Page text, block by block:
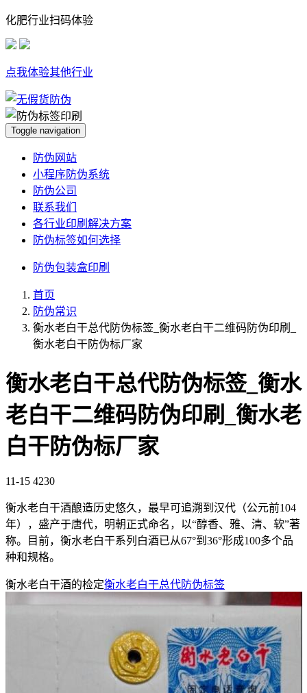
化肥行业扫码体验
点我体验其他行业
Toggle navigation
防伪网站
小程序防伪系统
防伪公司
联系我们
各行业印刷解决方案
防伪标签如何选择
防伪包装盒印刷
首页
防伪常识
衡水老白干总代防伪标签_衡水老白干二维码防伪印刷_
衡水老白干防伪标厂家
衡水老白干总代防伪标签_衡水
老白干二维码防伪印刷_衡水老
白干防伪标厂家
11-15 4230
衡水老白干酒酿造历史悠久，最早可追溯到汉代（公元前104
年），盛产于唐代，明朝正式命名，以“醇香、雅、清、软”著
称。目前，衡水老白干系列白酒已从67°到36°形成100多个品
种和规格。
衡水老白干酒的检定衡水老白干总代防伪标签